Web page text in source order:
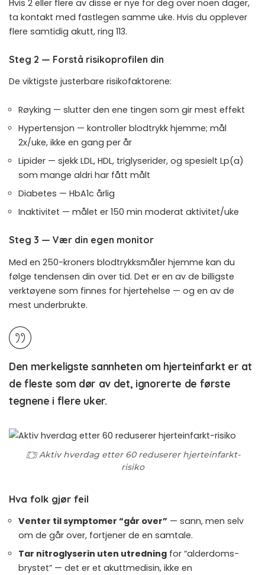
Hvis 2 eller flere av disse er nye for deg over noen dager,
ta kontakt med fastlegen samme uke. Hvis du opplever
flere samtidig akutt, ring 113.
Steg 2 — Forstå risikoprofilen din
De viktigste justerbare risikofaktorene:
Røyking — slutter den ene tingen som gir mest effekt
Hypertensjon — kontroller blodtrykk hjemme; mål
2x/uke, ikke en gang per år
Lipider — sjekk LDL, HDL, triglyserider, og spesielt Lp(a)
som mange aldri har fått målt
Diabetes — HbA1c årlig
Inaktivitet — målet er 150 min moderat aktivitet/uke
Steg 3 — Vær din egen monitor
Med en 250-kroners blodtrykksmåler hjemme kan du
følge tendensen din over tid. Det er en av de billigste
verktøyene som finnes for hjertehelse — og en av de
mest underbrukte.
Den merkeligste sannheten om hjerteinfarkt er at
de fleste som dør av det, ignorerte de første
tegnene i flere uker.
Aktiv hverdag etter 60 reduserer hjerteinfarkt-
risiko
Hva folk gjør feil
Venter til symptomer “går over” — sann, men selv
om de går over, fortjener de en samtale.
Tar nitroglyserin uten utredning for “alderdoms-
brystet” — det er et akutt­medisin, ikke en